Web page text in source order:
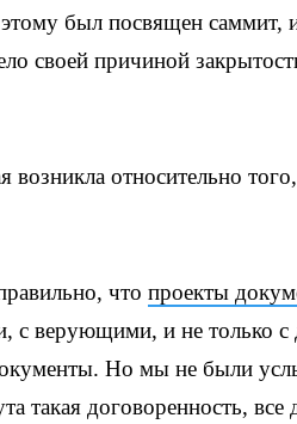
был посвящен саммит,
своей причиной
относительно
что проекты
с верующими, и не только с
Но мы не были
такая договоренность, все